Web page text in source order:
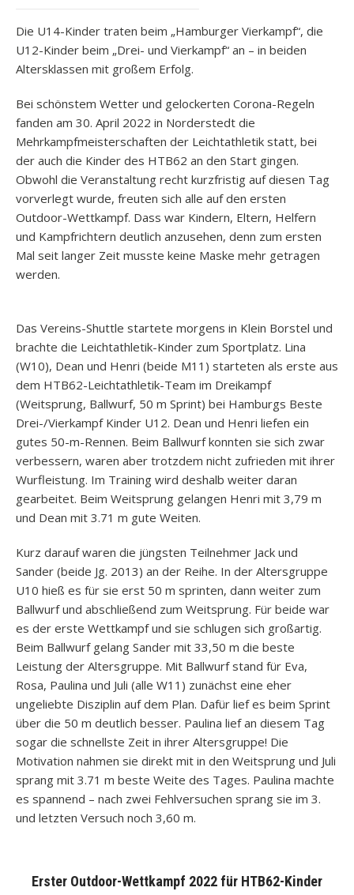
Die U14-Kinder traten beim „Hamburger Vierkampf“, die
U12-Kinder beim „Drei- und Vierkampf“ an – in beiden
Altersklassen mit großem Erfolg.
Bei schönstem Wetter und gelockerten Corona-Regeln
fanden am 30. April 2022 in Norderstedt die
Mehrkampfmeisterschaften der Leichtathletik statt, bei
der auch die Kinder des HTB62 an den Start gingen.
Obwohl die Veranstaltung recht kurzfristig auf diesen Tag
vorverlegt wurde, freuten sich alle auf den ersten
Outdoor-Wettkampf. Dass war Kindern, Eltern, Helfern
und Kampfrichtern deutlich anzusehen, denn zum ersten
Mal seit langer Zeit musste keine Maske mehr getragen
werden.
Das Vereins-Shuttle startete morgens in Klein Borstel und
brachte die Leichtathletik-Kinder zum Sportplatz. Lina
(W10), Dean und Henri (beide M11) starteten als erste aus
dem HTB62-Leichtathletik-Team im Dreikampf
(Weitsprung, Ballwurf, 50 m Sprint) bei Hamburgs Beste
Drei-/Vierkampf Kinder U12. Dean und Henri liefen ein
gutes 50-m-Rennen. Beim Ballwurf konnten sie sich zwar
verbessern, waren aber trotzdem nicht zufrieden mit ihrer
Wurfleistung. Im Training wird deshalb weiter daran
gearbeitet. Beim Weitsprung gelangen Henri mit 3,79 m
und Dean mit 3.71 m gute Weiten.
Kurz darauf waren die jüngsten Teilnehmer Jack und
Sander (beide Jg. 2013) an der Reihe. In der Altersgruppe
U10 hieß es für sie erst 50 m sprinten, dann weiter zum
Ballwurf und abschließend zum Weitsprung. Für beide war
es der erste Wettkampf und sie schlugen sich großartig.
Beim Ballwurf gelang Sander mit 33,50 m die beste
Leistung der Altersgruppe. Mit Ballwurf stand für Eva,
Rosa, Paulina und Juli (alle W11) zunächst eine eher
ungeliebte Disziplin auf dem Plan. Dafür lief es beim Sprint
über die 50 m deutlich besser. Paulina lief an diesem Tag
sogar die schnellste Zeit in ihrer Altersgruppe! Die
Motivation nahmen sie direkt mit in den Weitsprung und Juli
sprang mit 3.71 m beste Weite des Tages. Paulina machte
es spannend – nach zwei Fehlversuchen sprang sie im 3.
und letzten Versuch noch 3,60 m.
Erster Outdoor-Wettkampf 2022 für HTB62-Kinder